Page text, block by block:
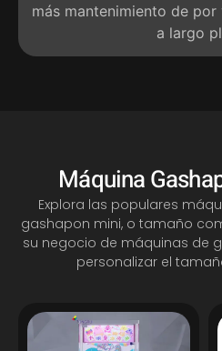
más mantenimiento de
a largo
Máquina
Explora las populares
gashapon mini, o tamaño
su negocio de máquinas de
personalizar el